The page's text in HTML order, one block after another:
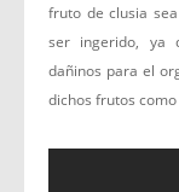
fruto de clusia
ser ingerido, ya
dañinos para el
dichos frutos